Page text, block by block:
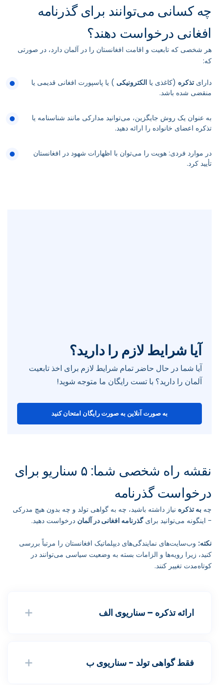
چه کسانی می‌توانند برای گذرنامه
افغانی درخواست دهند؟
هر شخصی که تابعیت و اقامت افغانستان را در آلمان دارد، در صورتی
که:
دارای تذکره (کاغذی یا الکترونیکی ) یا پاسپورت افغانی قدیمی یا
منقضی شده باشد.
به عنوان یک روش جایگزین، می‌توانید مدارکی مانند شناسنامه یا
تذکره اعضای خانواده را ارائه دهید.
در موارد فردی: هویت را می‌توان با اظهارات شهود در افغانستان
تأیید کرد.
آیا شرایط لازم را دارید؟
آیا شما در حال حاضر تمام شرایط لازم برای اخذ تابعیت
آلمان را دارید؟ با تست رایگان ما متوجه شوید!
به صورت آنلاین به صورت رایگان امتحان کنید
نقشه راه شخصی شما: ۵ سناریو برای
درخواست گذرنامه
چه به تذکره نیاز داشته باشید، چه به گواهی تولد و چه بدون هیچ مدرکی
- اینگونه می‌توانید برایگذرنامه افغانی در آلمان درخواست دهید.
نکته: وب‌سایت‌های نمایندگی‌های دیپلماتیک افغانستان را مرتباً بررسی
کنید، زیرا رویه‌ها و الزامات بسته به وضعیت سیاسی می‌توانند در
کوتاه‌مدت تغییر کنند.
ارائه تذکره – سناریوی الف
فقط گواهی تولد - سناریوی ب